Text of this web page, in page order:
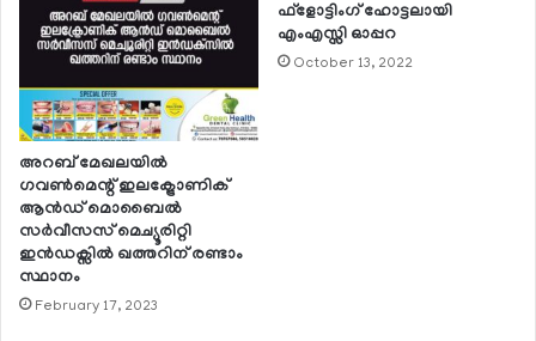
അറബ് മേഖലയില്‍
ഗവണ്‍മെന്റ് ഇലക്ട്രോണിക്
ആന്‍ഡ് മൊബൈല്‍
സര്‍വീസസ് മെച്യൂരിറ്റി
ഇന്‍ഡക്സില്‍ ഖത്തറിന് രണ്ടാം
സ്ഥാനം
February 17, 2023
ഫ്ളോട്ടിംഗ് ഹോട്ടലായി
എംഎസ്സി ഓപ്പറ
October 13, 2022